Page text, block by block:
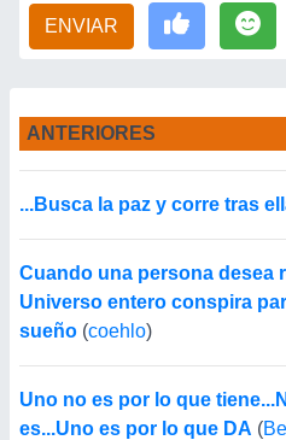
ENVIAR
ANTERIORES
...Busca la paz y corre tras
Cuando una persona desea
Universo entero conspira
sueño (coehlo)
Uno no es por lo que
es...Uno es por lo que DA (